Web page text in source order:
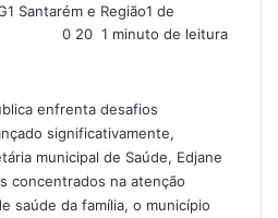
Santarém e Região1 de
0 20 1 minuto de leitura
enfrenta desafios
significativamente,
municipal de Saúde, Edjane
concentrados na atenção
saúde da família, o município